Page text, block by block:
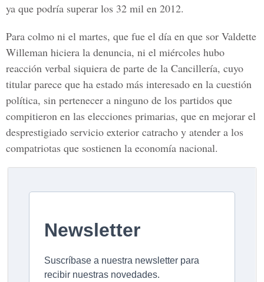
ya que podría superar los 32 mil en 2012.
Para colmo ni el martes, que fue el día en que sor Valdette
Willeman hiciera la denuncia, ni el miércoles hubo
reacción verbal siquiera de parte de la Cancillería, cuyo
titular parece que ha estado más interesado en la cuestión
política, sin pertenecer a ninguno de los partidos que
compitieron en las elecciones primarias, que en mejorar el
desprestigiado servicio exterior catracho y atender a los
compatriotas que sostienen la economía nacional.